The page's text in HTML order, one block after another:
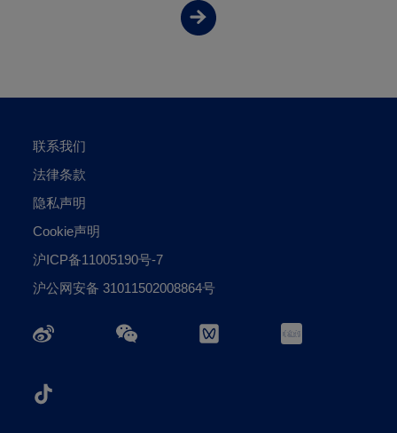
联系我们
法律条款
隐私声明
Cookie声明
沪ICP备11005190号-7
沪公网安备 31011502008864号